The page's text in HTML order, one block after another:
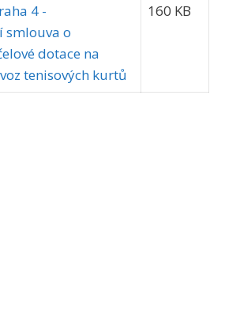
4 -
smlouva o
dotace na
tenisových kurtů
160 KB